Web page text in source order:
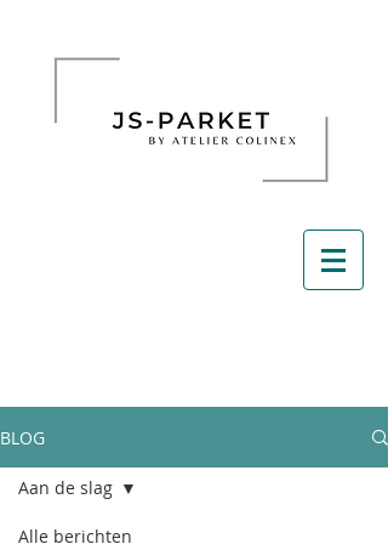
BLOG
Alle berichten
Aan de slag